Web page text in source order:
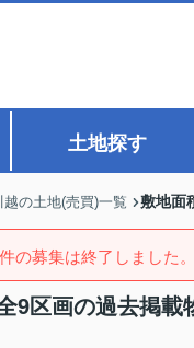
土地探す
越の土地(売買)一覧 敷地
の募集は終了しました。
区画の過去掲載